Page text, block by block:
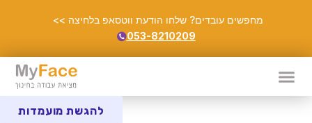
מחפשים עובדים? שלחו הודעת ווטסאפ בלחיצה >>
053-8210209
להגשת מועמדות